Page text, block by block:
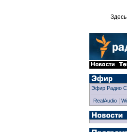
Эфир Радио
RealAudio|